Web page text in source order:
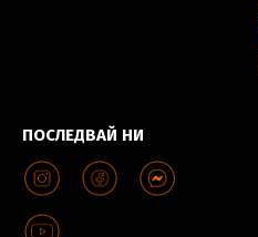
ПОСЛЕДВАЙ НИ